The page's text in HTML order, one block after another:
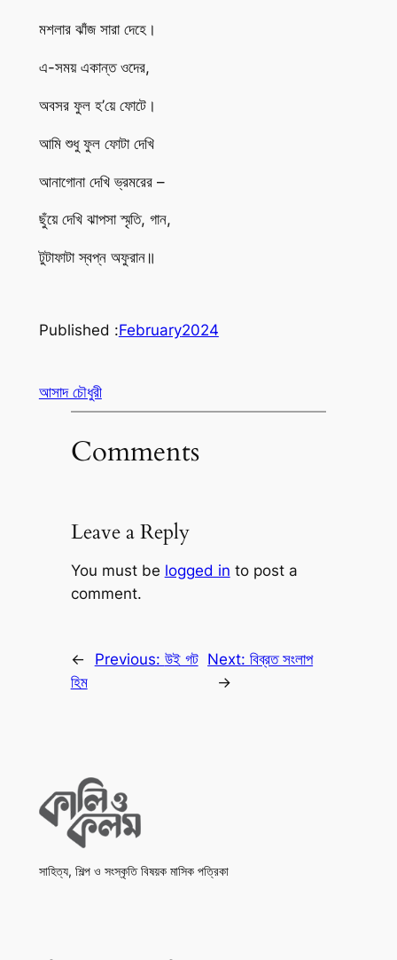
মশলার ঝাঁজ সারা দেহে।
এ-সময় একান্ত ওদের,
অবসর ফুল হ’য়ে ফোটে।
আমি শুধু ফুল ফোটা দেখি
আনাগোনা দেখি ভ্রমরের –
ছুঁয়ে দেখি ঝাপসা স্মৃতি, গান,
টুটাফাটা স্বপ্ন অফুরান॥
Published :February2024
আসাদ চৌধুরী
Comments
Leave a Reply
You must be logged in to post a
comment.
← Previous: উই গট
হিম
Next:বিব্রত সংলাপ
→
সাহিত্য, শিল্প ও সংস্কৃতি বিষয়ক মাসিক পত্রিকা